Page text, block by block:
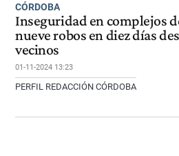
CÓRDOBA
Inseguridad en complejos
nueve robos en diez días
vecinos
01-11-2024 13:23
PERFIL REDACCIÓN CÓRDOBA